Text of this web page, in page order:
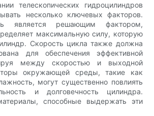
телескопических гидроцилиндров
несколько ключевых факторов.
является решающим фактором,
максимальную силу, которую
Скорость цикла также должна
для обеспечения эффективной
между скоростью и выходной
окружающей среды, такие как
могут существенно повлиять
и долговечность цилиндра.
способные выдержать эти